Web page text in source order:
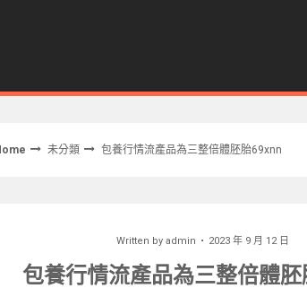
未分類 包養行情流產品為三整倍體胚胎69xnn
Written by admin 2023 年 9 月 12 日
包養行情流產品為三整倍體